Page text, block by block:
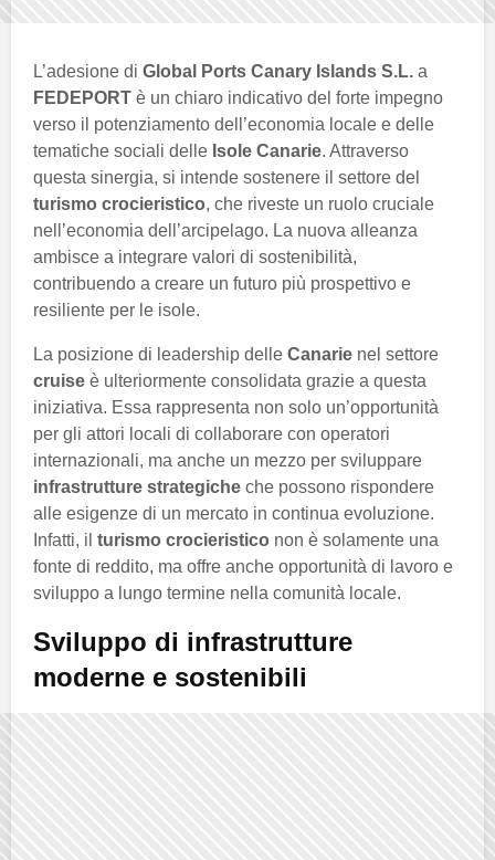
L’adesione di Global Ports Canary Islands S.L. a
FEDEPORT è un chiaro indicativo del forte impegno
verso il potenziamento dell’economia locale e delle
tematiche sociali delle Isole Canarie. Attraverso
questa sinergia, si intende sostenere il settore del
turismo crocieristico, che riveste un ruolo cruciale
nell’economia dell’arcipelago. La nuova alleanza
ambisce a integrare valori di sostenibilità,
contribuendo a creare un futuro più prospettivo e
resiliente per le isole.
La posizione di leadership delle Canarie nel settore
cruise è ulteriormente consolidata grazie a questa
iniziativa. Essa rappresenta non solo un’opportunità
per gli attori locali di collaborare con operatori
internazionali, ma anche un mezzo per sviluppare
infrastrutture strategiche che possono rispondere
alle esigenze di un mercato in continua evoluzione.
Infatti, il turismo crocieristico non è solamente una
fonte di reddito, ma offre anche opportunità di lavoro e
sviluppo a lungo termine nella comunità locale.
Sviluppo di infrastrutture
moderne e sostenibili